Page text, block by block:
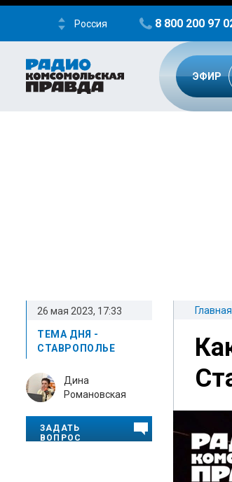
Россия 8 800 200 97
ЭФИР
Главная
26 мая 2023, 17:33
ТЕМА ДНЯ -
СТАВРОПОЛЬЕ
Дина
Романовская
ЗАДАТЬ
ВОПРОС